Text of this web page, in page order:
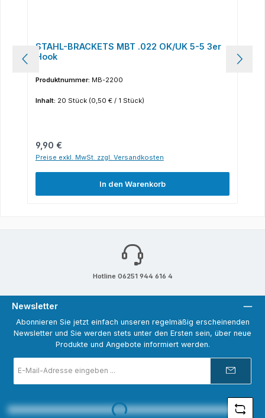
STAHL-BRACKETS MBT .022 OK/UK 5-5 3er
Hook
Produktnummer: MB-2200
Inhalt: 20 Stück (0,50 € / 1 Stück)
Regulärer Preis:
9,90 €
Preise exkl. MwSt. zzgl. Versandkosten
In den Warenkorb
Hotline 06251 944 616 4
Newsletter
Abonnieren Sie jetzt einfach unseren regelmäßig erscheinenden
Newsletter und Sie werden stets unter den Ersten sein, über neue
Produkte und Angebote informiert werden.
Mail-
Adresse
Loading...